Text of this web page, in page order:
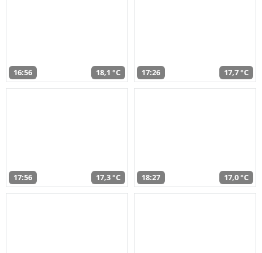
16:56 18,1 °C 17:26 17,7 °C
17:56 17,3 °C 18:27 17,0 °C